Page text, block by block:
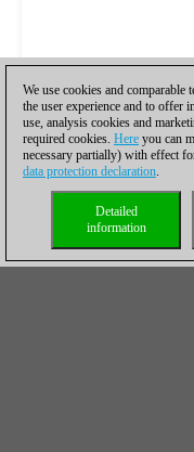
We use cookies and
the user experience and to offer
use, analysis cookies and
required cookies. Here you can
necessary partially) with effect
data protection declaration.
Detailed
information